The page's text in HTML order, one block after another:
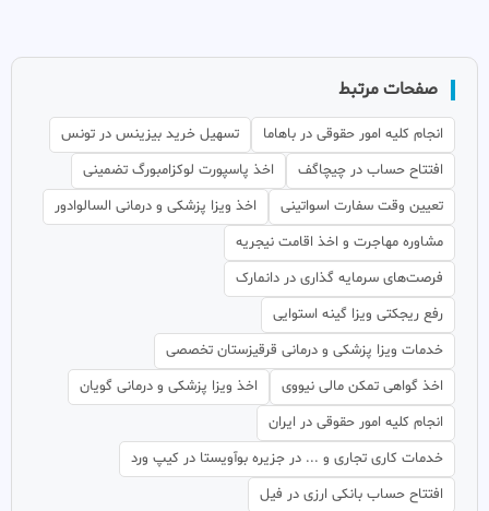
صفحات مرتبط
انجام کلیه امور حقوقی در باهاما
تسهیل خرید بیزینس در تونس
افتتاح حساب در چیچاگف
اخذ پاسپورت لوکزامبورگ تضمینی
تعیین وقت سفارت اسواتینی
اخذ ویزا پزشکی و درمانی السالوادور
مشاوره مهاجرت و اخذ اقامت نیجریه
فرصت‌های سرمایه گذاری در دانمارک
رفع ریجکتی ویزا گینه استوایی
خدمات ویزا پزشکی و درمانی قرقیزستان تخصصی
اخذ گواهی تمکن مالی نیووی
اخذ ویزا پزشکی و درمانی گویان
انجام کلیه امور حقوقی در ایران
خدمات کاری تجاری و ... در جزیره بوآویستا در کیپ ورد
افتتاح حساب بانکی ارزی در فیل